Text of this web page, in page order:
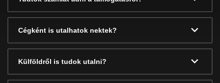
Cégként is utalhatok nektek?
Külföldről is tudok utalni?